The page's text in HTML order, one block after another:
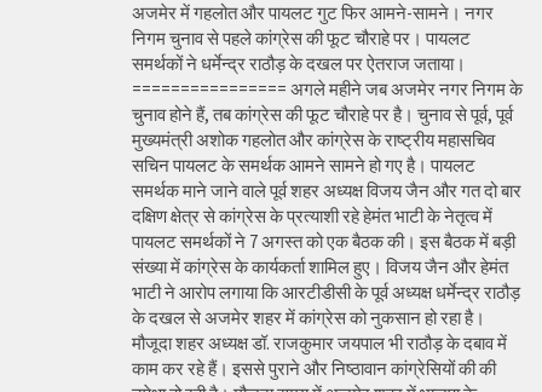
अजमेर में गहलोत और पायलट गुट फिर आमने-सामने। नगर
निगम चुनाव से पहले कांग्रेस की फूट चौराहे पर। पायलट
समर्थकों ने धर्मेन्द्र राठौड़ के दखल पर ऐतराज जताया।
================ अगले महीने जब अजमेर नगर निगम के
चुनाव होने हैं, तब कांग्रेस की फूट चौराहे पर है। चुनाव से पूर्व, पूर्व
मुख्यमंत्री अशोक गहलोत और कांग्रेस के राष्ट्रीय महासचिव
सचिन पायलट के समर्थक आमने सामने हो गए है। पायलट
समर्थक माने जाने वाले पूर्व शहर अध्यक्ष विजय जैन और गत दो बार
दक्षिण क्षेत्र से कांग्रेस के प्रत्याशी रहे हेमंत भाटी के नेतृत्व में
पायलट समर्थकों ने 7 अगस्त को एक बैठक की। इस बैठक में बड़ी
संख्या में कांग्रेस के कार्यकर्ता शामिल हुए। विजय जैन और हेमंत
भाटी ने आरोप लगाया कि आरटीडीसी के पूर्व अध्यक्ष धर्मेन्द्र राठौड़
के दखल से अजमेर शहर में कांग्रेस को नुकसान हो रहा है।
मौजूदा शहर अध्यक्ष डॉ. राजकुमार जयपाल भी राठौड़ के दबाव में
काम कर रहे हैं। इससे पुराने और निष्ठावान कांग्रेसियों की की